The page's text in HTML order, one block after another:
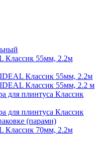
Классик 55мм, 2.2м
Классик 55мм, 2.2м
Классик 55мм, 2.2 м
для плинтуса Классик
для плинтуса Классик
(парами)
Классик 70мм, 2.2м